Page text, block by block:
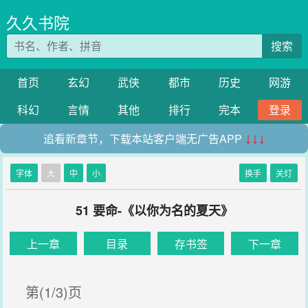
久久书院
搜索
首页 玄幻 武侠 都市 历史
网游
科幻
言情 其他 排行 完本
登录
追看新章节，下载本站客户端无广告APP ↓↓↓
字体 大 中 小 换手 关灯
51 要命-《以你为名的夏天》
上一章 目录 存书签 下一章
第(1/3)页